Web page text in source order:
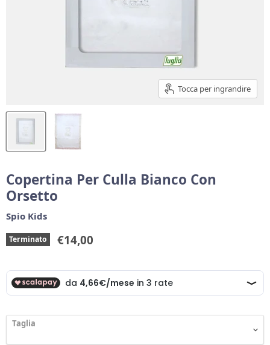
Tocca per ingrandire
Copertina Per Culla Bianco Con
Orsetto
Spio Kids
Terminato Prezzo corrente
€14,00
Taglia